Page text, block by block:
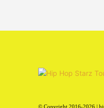
© Copyright 2016-2026 |